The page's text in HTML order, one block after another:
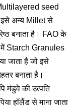
seed
इसे अन्य Millet से
बनाता है। FAO के
Starch Granules
जाता है जो इसे
बनाता है।
मंडुवे की उत्पति
हॉलैंड से माना जाता